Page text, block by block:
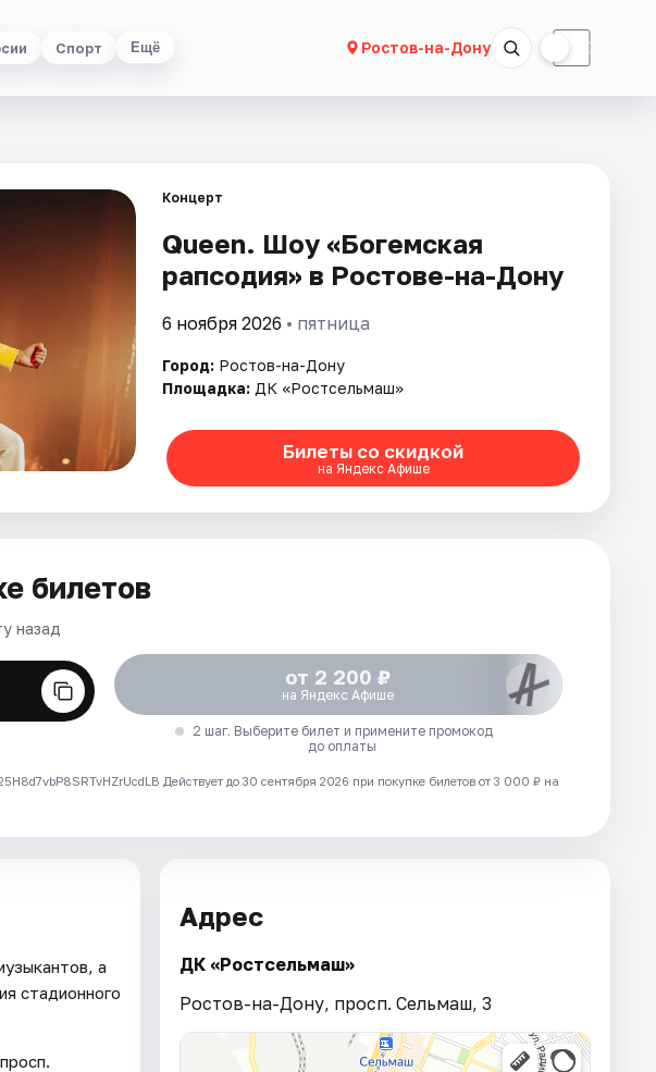
Спорт Ещё Ростов-на-Дону ☾
Концерт
Queen. Шоу «Богемская
рапсодия» в Ростове-на-Дону
6 ноября 2026 • пятница
Город: Ростов-на-Дону
Площадка: ДК «Ростсельмаш»
Билеты со скидкой
на Яндекс Афише
билетов
назад
от 2 200 ₽
на Яндекс Афише
2 шаг. Выберите билет и примените промокод
до оплаты
Действует до 30 сентября 2026 при покупке билетов от 3 000 ₽ на
а
стадионного
Адрес
ДК «Ростсельмаш»
Ростов-на-Дону, просп. Сельмаш, 3